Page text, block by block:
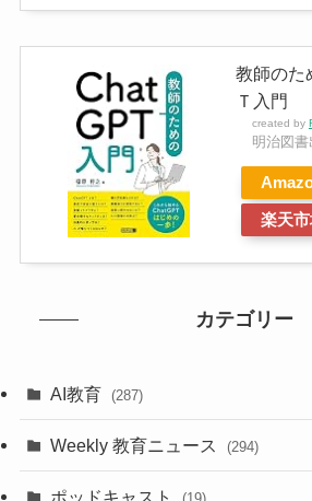
教師のた
Ｔ入門
created by
明治図書
楽天
カテゴリー
AI教育 (287)
Weekly 教育ニュース (294)
ポッドキャスト